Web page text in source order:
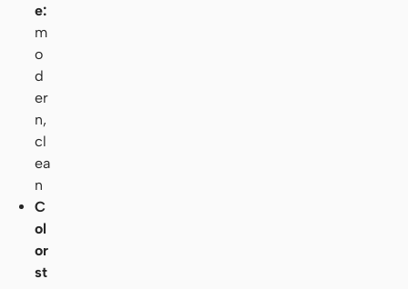
e:
m
o
d
er
n,
cl
ea
n
C
ol
or
st